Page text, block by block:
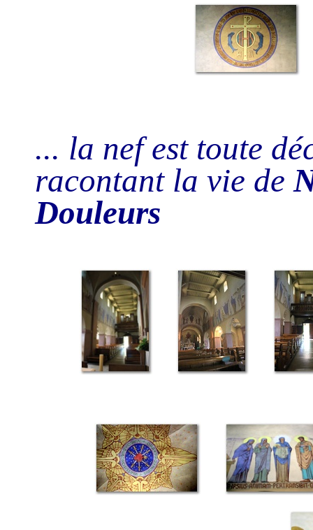
... la nef est toute
racontant la vie de
Douleurs